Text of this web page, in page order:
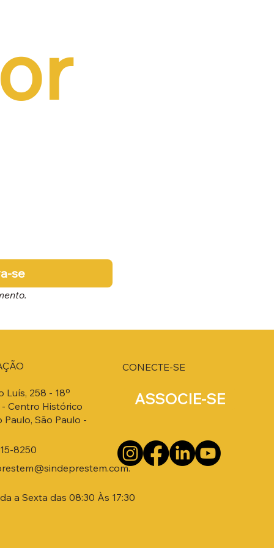
se
Luís, 258 - 18º
Centro Histórico
Paulo, São Paulo -
8250
a Sexta das 08:30 Às 17:30
ASSOCIE-SE
CONECTE-SE